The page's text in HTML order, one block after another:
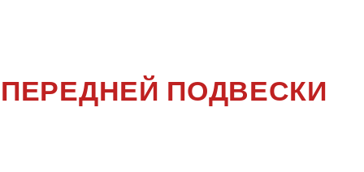
ПЕРЕДНЕЙ ПОДВЕСКИ